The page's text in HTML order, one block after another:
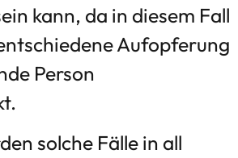
kann, da in diesem Fall
Aufopferung
Person
solche Fälle in all